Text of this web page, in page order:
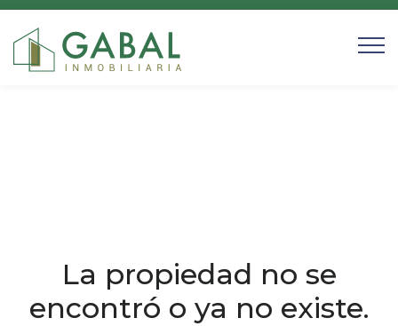
La propiedad no se
encontró o ya no existe.